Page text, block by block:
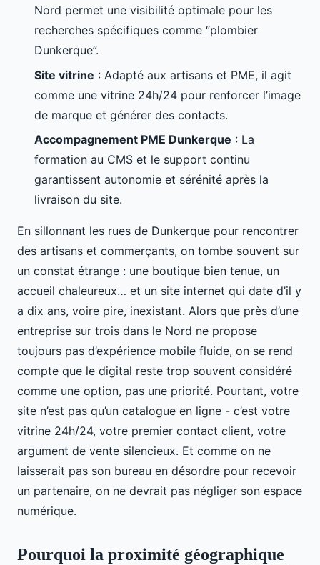
Nord permet une visibilité optimale pour les
recherches spécifiques comme “plombier
Dunkerque”.
Site vitrine : Adapté aux artisans et PME, il agit
comme une vitrine 24h/24 pour renforcer l’image
de marque et générer des contacts.
Accompagnement PME Dunkerque : La
formation au CMS et le support continu
garantissent autonomie et sérénité après la
livraison du site.
En sillonnant les rues de Dunkerque pour rencontrer
des artisans et commerçants, on tombe souvent sur
un constat étrange : une boutique bien tenue, un
accueil chaleureux… et un site internet qui date d’il y
a dix ans, voire pire, inexistant. Alors que près d’une
entreprise sur trois dans le Nord ne propose
toujours pas d’expérience mobile fluide, on se rend
compte que le digital reste trop souvent considéré
comme une option, pas une priorité. Pourtant, votre
site n’est pas qu’un catalogue en ligne - c’est votre
vitrine 24h/24, votre premier contact client, votre
argument de vente silencieux. Et comme on ne
laisserait pas son bureau en désordre pour recevoir
un partenaire, on ne devrait pas négliger son espace
numérique.
Pourquoi la proximité géographique